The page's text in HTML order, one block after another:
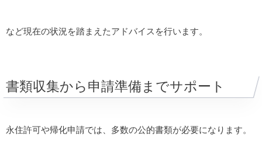
など現在の状況を踏まえたアドバイスを行います。
書類収集から申請準備までサポート
永住許可や帰化申請では、多数の公的書類が必要になります。